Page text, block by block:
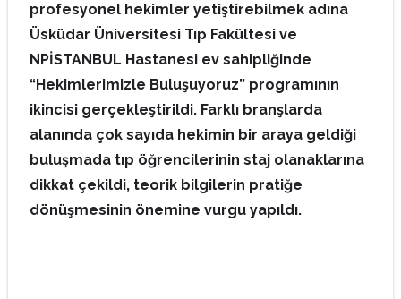
profesyonel hekimler yetiştirebilmek adına
Üsküdar Üniversitesi Tıp Fakültesi ve
NPİSTANBUL Hastanesi ev sahipliğinde
“Hekimlerimizle Buluşuyoruz” programının
ikincisi gerçekleştirildi. Farklı branşlarda
alanında çok sayıda hekimin bir araya geldiği
buluşmada tıp öğrencilerinin staj olanaklarına
dikkat çekildi, teorik bilgilerin pratiğe
dönüşmesinin önemine vurgu yapıldı.